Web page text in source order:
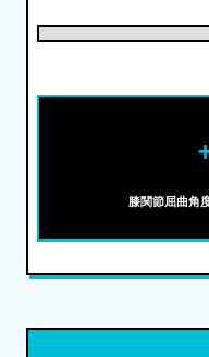
膝関節屈曲角